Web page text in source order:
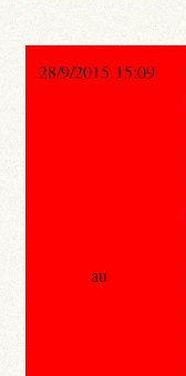
28/9/2015 15:09
au